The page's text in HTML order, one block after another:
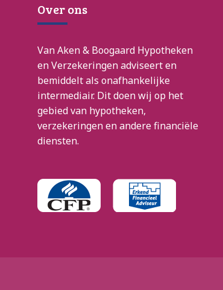
Over ons
Van Aken & Boogaard Hypotheken
en Verzekeringen adviseert en
bemiddelt als onafhankelijke
intermediair. Dit doen wij op het
gebied van hypotheken,
verzekeringen en andere financiële
diensten.